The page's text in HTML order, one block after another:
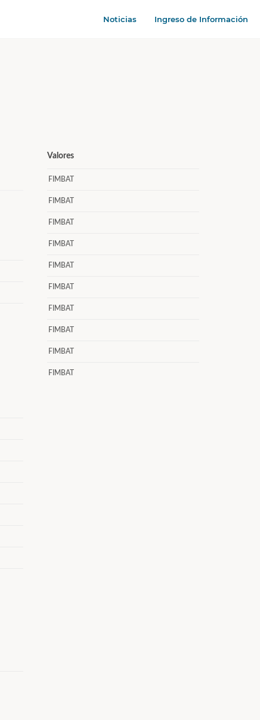
Noticias Ingreso de Información
Valores
FIMBAT
FIMBAT
FIMBAT
FIMBAT
FIMBAT
FIMBAT
FIMBAT
FIMBAT
FIMBAT
FIMBAT